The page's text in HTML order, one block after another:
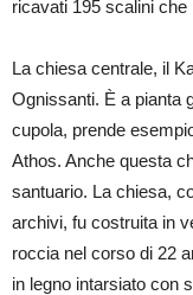
ricavati 195 scalini
La chiesa centrale, il
Ognissanti. È a pianta
cupola, prende
Athos. Anche questa
santuario. La chiesa,
archivi, fu costruita in
roccia nel corso di 22
in legno intarsiato con